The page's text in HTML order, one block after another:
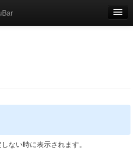
ない時に表示されます。